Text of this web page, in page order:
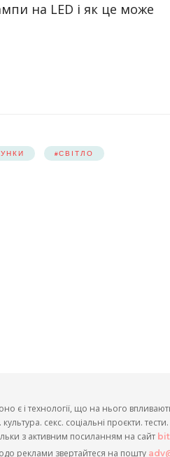
на LED і як це може
СВІТЛО
є і технології, що на нього
секс. соціальні проєкти.
з активним посиланням на сайт
реклами звертайтеся на пошту